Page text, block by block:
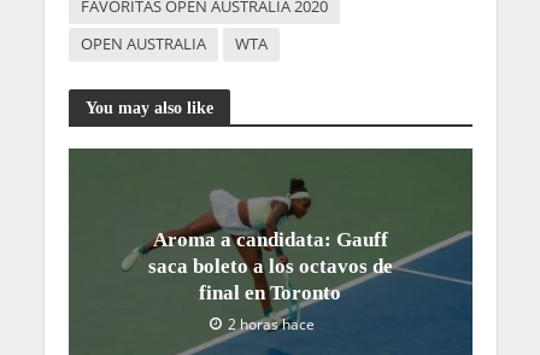
FAVORITAS OPEN AUSTRALIA 2020
OPEN AUSTRALIA
WTA
You may also like
Aroma a candidata: Gauff
saca boleto a los octavos de
final en Toronto
2 horas hace